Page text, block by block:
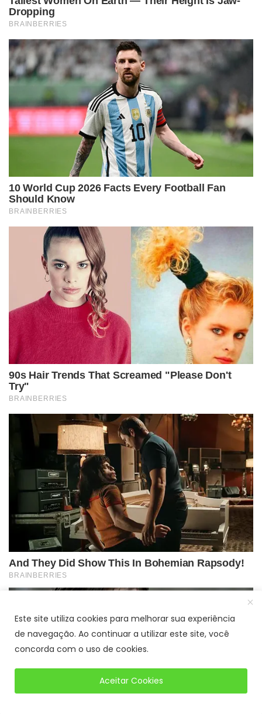
Este site utiliza cookies para melhorar sua experiência
de navegação. Ao continuar a utilizar este site, você
concorda com o uso de cookies.
Aceitar Cookies